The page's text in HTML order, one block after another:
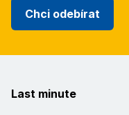
Chci odebírat
Last minute